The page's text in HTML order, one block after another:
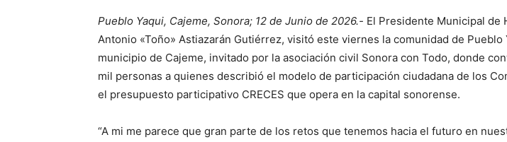
Pueblo Yaqui, Cajeme, Sonora; 12 de Junio de 2026.- El Presidente Municipal de
Antonio «Toño» Astiazarán Gutiérrez, visitó este viernes la comunidad de Pueblo
municipio de Cajeme, invitado por la asociación civil Sonora con Todo, donde
mil personas a quienes describió el modelo de participación ciudadana de los
el presupuesto participativo CRECES que opera en la capital sonorense.
“A mi me parece que gran parte de los retos que tenemos hacia el futuro en